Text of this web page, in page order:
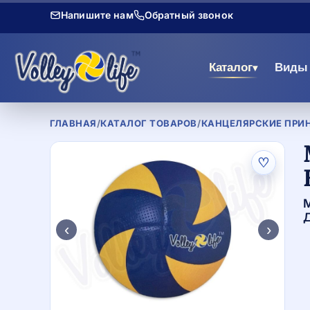
Напишите нам Обратный звонок
Каталог▾ Виды
ГЛАВНАЯ/КАТАЛОГ ТОВАРОВ/КАНЦЕЛЯРСКИЕ
♡
‹ ›